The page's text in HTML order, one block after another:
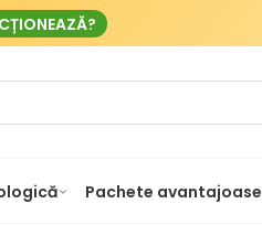
Pachete avantajoase